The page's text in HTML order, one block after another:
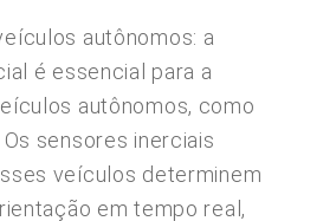
autônomos: a
é essencial para a
autônomos, como
sensores inerciais
veículos determinem
em tempo real,